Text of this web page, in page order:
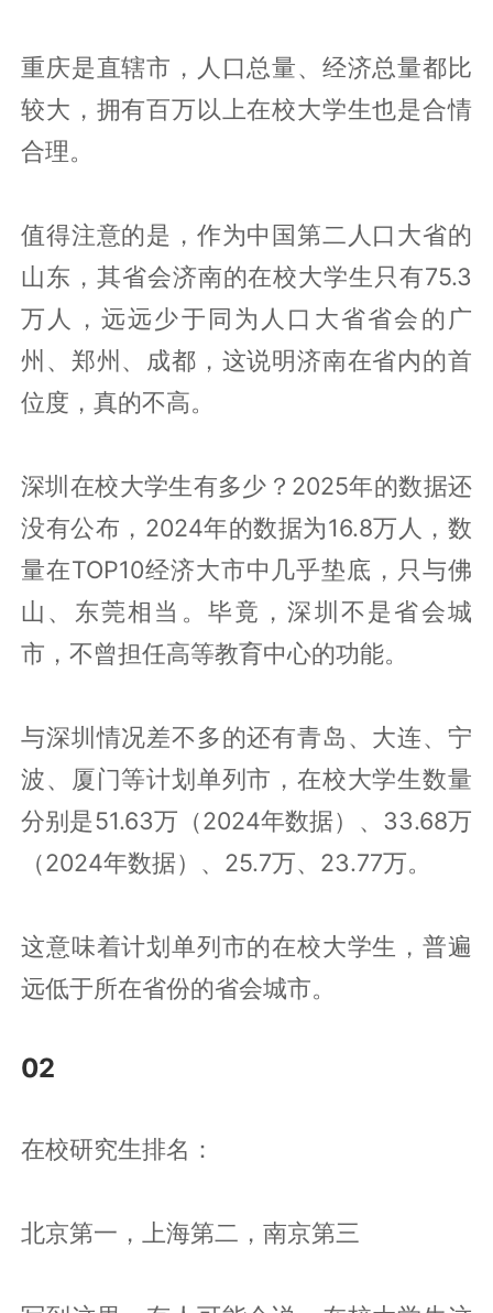
重庆是直辖市，人口总量、经济总量都比
较大，拥有百万以上在校大学生也是合情
合理。
值得注意的是，作为中国第二人口大省的
山东，其省会济南的在校大学生只有75.3
万人，远远少于同为人口大省省会的广
州、郑州、成都，这说明济南在省内的首
位度，真的不高。
深圳在校大学生有多少？2025年的数据还
没有公布，2024年的数据为16.8万人，数
量在TOP10经济大市中几乎垫底，只与佛
山、东莞相当。毕竟，深圳不是省会城
市，不曾担任高等教育中心的功能。
与深圳情况差不多的还有青岛、大连、宁
波、厦门等计划单列市，在校大学生数量
分别是51.63万（2024年数据）、33.68万
（2024年数据）、25.7万、23.77万。
这意味着计划单列市的在校大学生，普遍
远低于所在省份的省会城市。
02
在校研究生排名：
北京第一，上海第二，南京第三